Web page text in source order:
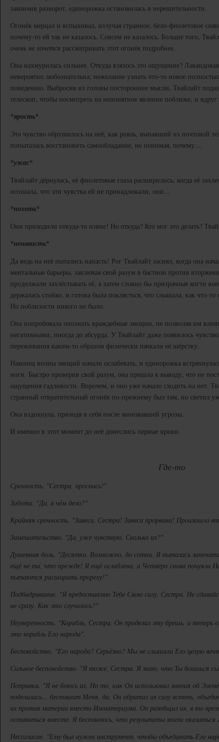
закончив разворот, единорожка остановилась в нерешительности.
Огонёк мерцал и вспыхивал, излучая странное, бело-фиолетовое
почему-то ей так не казалось. Совсем не казалось. Больше того,
очень не хочется рассматривать этот огонёк подробнее.
Она нахмурилась сильнее. Откуда взялось это ощущение?
невероятно любознательна; нежелание узнать что-то новое
поведению. Выбросив из головы посторонние мысли, Твайлайт
телескоп, чтобы посмотреть на непонятное явление поближе, и
*ярость*
Это чувство обрушилось на неё, как рояль, выпавший из почтовой
попыталась восстановить самообладание, не понимая, почему....
*ужас*
Твайлайт дёрнулась, её фиолетовые глаза расширились, когда её
осознала, что эти чувства ей не принадлежали, они...
*похоть*
Они приходили откуда-то извне! Но откуда? Кто мог это делать?
*ненависть*
Да ведь на неё пытались напасть! Рог Твайлайт засиял, когда она
ментальные барьеры, заключая свой разум в бастион против
продолжали захлёстывать её, а затем словно бы призрачные когти
держалась стойко, и готова была поклясться, что слышала, как что-
Но поблизости никого не было.
Она попробовала опознать враждебные эмоции, не позволяя им
негативными, иногда до абсурда. У Твайлайт даже появилось
переживания каким-то образом физически пачкали её шёрстку.
Наконец волны эмоций начали ослабевать, и единорожка
ноги. Быстро проверив свой разум, она пришла к выводу, что не
ощущения гадливости. Впрочем, и оно уже начало сходить на нет.
странный отвратительный огонёк по-прежнему был там, но светил
Она вздохнула, приходя в себя после миновавшей угрозы.
И именно в этот момент до неё донеслись первые крики.
Где-то
Срочность. "Сестра, проснись!"
Забота. "Да, в чём дело?"
Крайняя срочность. "Завеса, Сестра! Завеса прорвана! Произошло
Замешательство. "Да, уже чувствую. Сколько их?"
Душевная боль. "Десятки. Возможно, до сотни. Я пыталась
ещё не та, что прежде! Я ещё ослаблена, а Четверо снова
пытаются расширить прореху!"
Подбадривание. "Я предоставляю Тебе Свою силу, Сестра. Не
не сразу. Как это случилось?"
Неуверенность. "Корабль, Сестра. Он проделал эту брешь, и теперь
это корабль Его народа".
Беспокойство. "Его народа? Серьёзно? Мы не слышали Его целую
Сильное беспокойство. "Я тоже, Сестра. Я знаю, что Ты боишься
Поправка. "Я не боюсь их. Но то, как Он использовал знания об
поделилась... беспокоит Меня, да. Он обратил их силу вспять,
их против материи вместо Имматериума. Он разобщил их, в то
оставаться вместе. Я беспокоюсь, что результаты могли
Несогласие. "Ему был нужен инструмент, чтобы объединить Его